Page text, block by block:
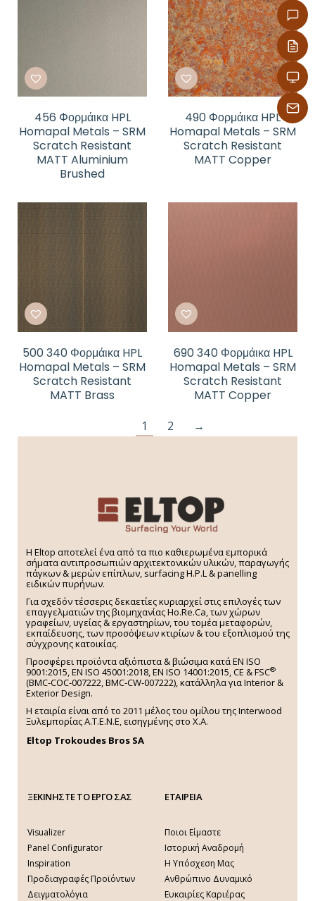
456 Φορμάικα HPL
Homapal Metals – SRM
Scratch Resistant
MATT Aluminium
Brushed
490 Φορμάικα HPL
Homapal Metals – SRM
Scratch Resistant
MATT Copper
500 340 Φορμάικα HPL
Homapal Metals – SRM
Scratch Resistant
MATT Brass
690 340 Φορμάικα HPL
Homapal Metals – SRM
Scratch Resistant
MATT Copper
1 2 →
H Eltop αποτελεί ένα από τα πιο καθιερωμένα εμπορικά
σήματα αντιπροσωπιών αρχιτεκτονικών υλικών, παραγωγής
πάγκων & μερών επίπλων, surfacing H.P.L & panelling
ειδικών πυρήνων.
Για σχεδόν τέσσερις δεκαετίες κυριαρχεί στις επιλογές των
επαγγελματιών της βιομηχανίας Ho.Re.Ca, των χώρων
γραφείων, υγείας & εργαστηρίων, του τομέα μεταφορών,
εκπαίδευσης, των προσόψεων κτιρίων & του εξοπλισμού της
σύγχρονης κατοικίας.
Προσφέρει προϊόντα αξιόπιστα & βιώσιμα κατά EN ISO
9001:2015, EN ISO 45001:2018, EN ISO 14001:2015, CE & FSC®
(BMC-COC-007222, BMC-CW-007222), κατάλληλα για Interior &
Exterior Design.
Η εταιρία είναι από το 2011 μέλος του ομίλου της Interwood
Ξυλεμπορίας Α.Τ.Ε.Ν.Ε, εισηγμένης στο Χ.A.
Eltop Trokoudes Bros SA
ΞΕΚΙΝΗΣΤΕ ΤΟ ΕΡΓΟ ΣΑΣ
Visualizer
Panel Configurator
Inspiration
Προδιαγραφές Προϊόντων
Δειγματολόγια
ΕΤΑΙΡΕΙΑ
Ποιοι Είμαστε
Ιστορική Αναδρομή
Η Υπόσχεση Μας
Ανθρώπινο Δυναμικό
Ευκαιρίες Καριέρας